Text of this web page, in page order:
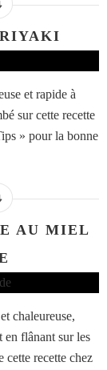
et rapide à
sur cette recette
» pour la bonne
AU MIEL
chaleureuse,
en flânant sur les
cette recette chez